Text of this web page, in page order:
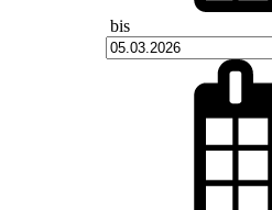
bis